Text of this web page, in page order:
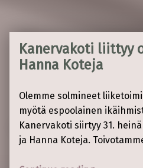
Kanervakoti liittyy
Hanna Koteja
Olemme solmineet
myötä espoolainen
Kanervakoti siirtyy 31.
ja Hanna Koteja.
“Kanervakoti liittyy osaksi Yrjö ja Hanna Koteja”